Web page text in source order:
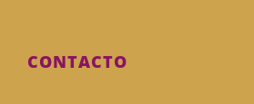
CONTACTO